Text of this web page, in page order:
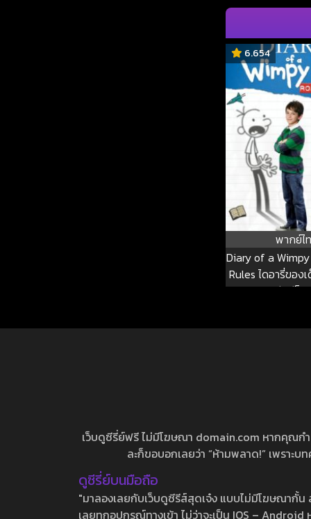
6.654
พากย์ไ
Diary of a
Rules ไดอารี่ของ
2: เสียทีร็
เว็บดูซีรี่ย์ฟรี ไม่มีโฆษณา domain.com หากคุณก
ละก็ขอบอกเลยว่า “ห้ามพลาด!” เพราะ
ดูซีรี่ย์บนมือถือ
"มาลองเลยกับเว็บดูซีรีส์สุดเจ๋ง แบบไม่มีโฆษณากั้
เลยทุกอุปกรณ์ทางเข้า ไม่ว่าจะเป็น IOS –